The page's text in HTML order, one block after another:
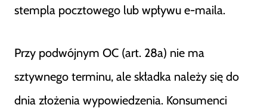
stempla pocztowego lub wpływu e-maila.
Przy podwójnym OC (art. 28a) nie ma
sztywnego terminu, ale składka należy się do
dnia złożenia wypowiedzenia. Konsumenci